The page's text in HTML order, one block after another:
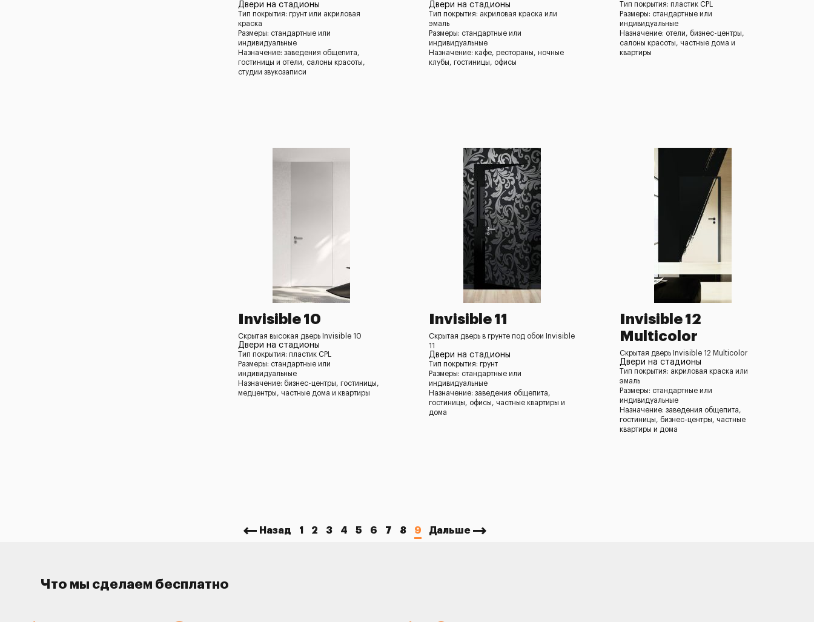
Двери на стадионы
Тип покрытия: грунт или акриловая
краска
Размеры: стандартные или
индивидуальные
Назначение: заведения общепита,
гостиницы и отели, салоны красоты,
студии звукозаписи
Двери на стадионы
Тип покрытия: акриловая краска или
эмаль
Размеры: стандартные или
индивидуальные
Назначение: кафе, рестораны, ночные
клубы, гостиницы, офисы
Тип покрытия: пластик CPL
Размеры: стандартные или
индивидуальные
Назначение: отели, бизнес-центры,
салоны красоты, частные дома и
квартиры
Invisible 10
Скрытая высокая дверь Invisible 10
Двери на стадионы
Тип покрытия: пластик CPL
Размеры: стандартные или
индивидуальные
Назначение: бизнес-центры, гостиницы,
медцентры, частные дома и квартиры
Invisible 11
Скрытая дверь в грунте под обои Invisible
11
Двери на стадионы
Тип покрытия: грунт
Размеры: стандартные или
индивидуальные
Назначение: заведения общепита,
гостиницы, офисы, частные квартиры и
дома
Invisible 12
Multicolor
Скрытая дверь Invisible 12 Multicolor
Двери на стадионы
Тип покрытия: акриловая краска или
эмаль
Размеры: стандартные или
индивидуальные
Назначение: заведения общепита,
гостиницы, бизнес-центры, частные
квартиры и дома
Назад 1 2 3 4 5 6 7 8 9 Дальше
Что мы сделаем бесплатно